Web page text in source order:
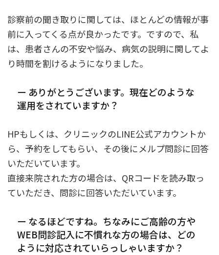
診察前の聞き取りに関しては、ほとんどの情報が事
前に入ってくる点が良かったです。ですので、私
は、患者さんの不安や悩み、病気の説明に関してよ
り時間を割けるようになりました。
ー ありがとうございます。現在どのような
運用をされていますか？
HPもしくは、クリニックのLINE公式アカウントか
ら、予約をしてもらい、その後にメルプ問診に回答
いただいています。
直接来院された方の場合は、QRコードを読み取っ
ていただき、問診に回答いただいています。
ー なるほどですね。ちなみにご高齢の方や
WEB問診記入に不慣れな方の場合は、どの
ように対応されていらっしゃいますか？